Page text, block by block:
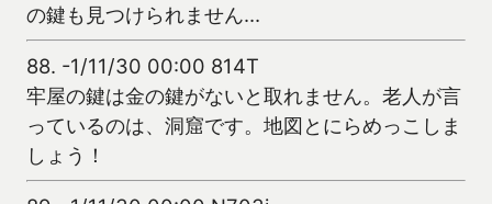
の鍵も見つけられません…
88. -1/11/30 00:00 814T
牢屋の鍵は金の鍵がないと取れません。老人が言
っているのは、洞窟です。地図とにらめっこしま
しょう！